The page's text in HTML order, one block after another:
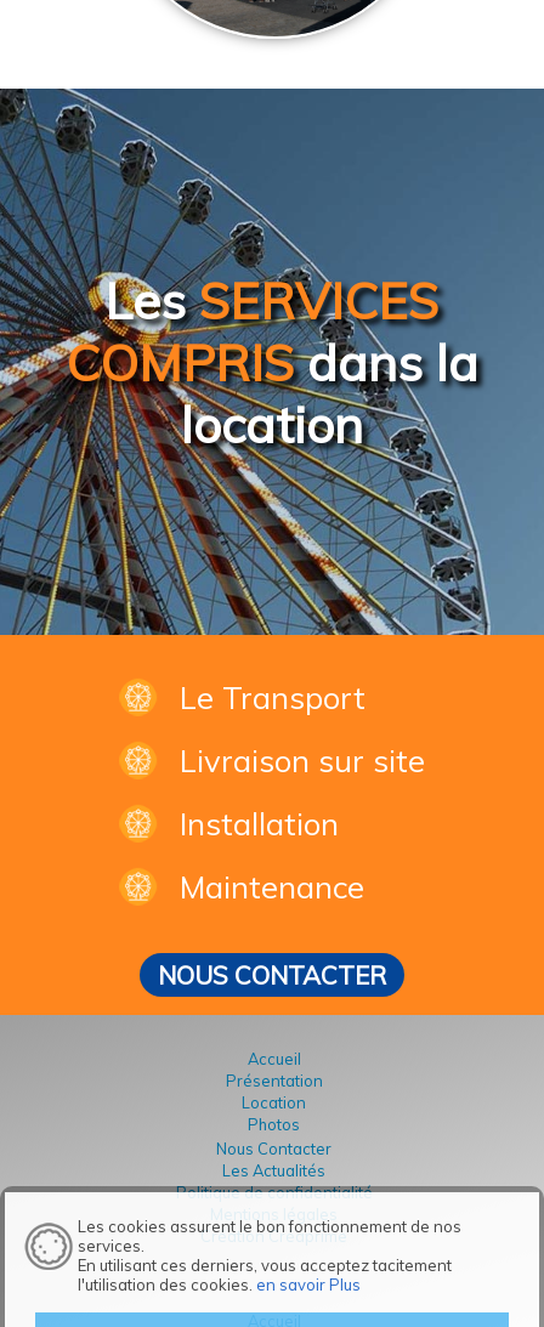
Les cookies assurent le bon fonctionnement de nos
services.
En utilisant ces derniers, vous acceptez tacitement
l'utilisation des cookies. en savoir Plus
LesSERVICES
COMPRISdans la
location
Le Transport
Livraison sur site
Installation
Maintenance
NOUS CONTACTER
Accueil
Présentation
Location
Photos
Nous Contacter
Les Actualités
Politique de confidentialité
Création Créaprime
Accueil